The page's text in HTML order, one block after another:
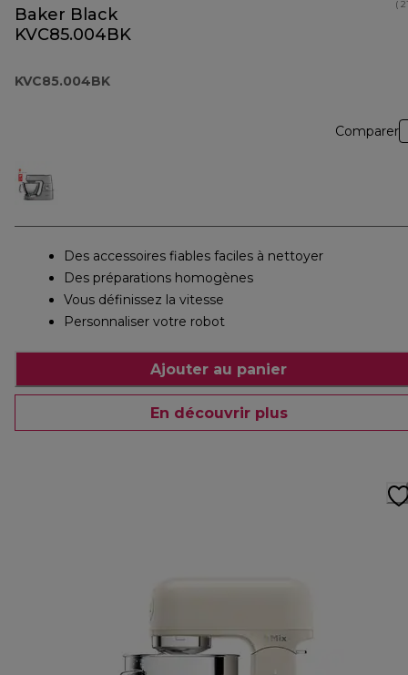
Baker Black
KVC85.004BK
KVC85.004BK
(
Comparer
Des accessoires fiables faciles à nettoyer
Des préparations homogènes
Vous définissez la vitesse
Personnaliser votre robot
Ajouter au panier
En découvrir plus